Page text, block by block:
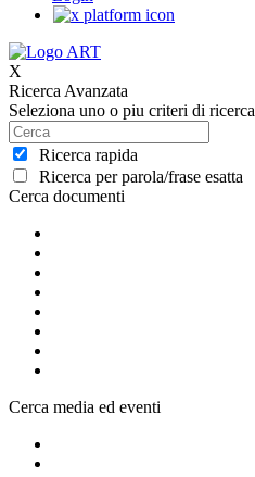
X
Ricerca Avanzata
Seleziona uno o piu criteri di ricerca
Ricerca rapida
Ricerca per parola/frase esatta
Cerca documenti
Cerca media ed eventi